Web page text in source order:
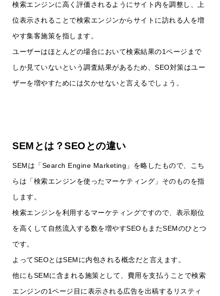
検索エンジンに高く評価されるようにサイト内を調整し、上
位表示されることで検索エンジンからサイトに訪れる人を増
やす集客施策を指します。
ユーザーはほとんどの場合において検索結果の1ページまで
しか見ていないという調査結果があるため、SEO対策はユー
ザーを増やすためには欠かせないと言えるでしょう。
SEMとは？SEOとの違い
SEMは「Search Engine Marketing」を略したもので、こち
らは「検索エンジンを使ったマーケティング」そのものを指
します。
検索エンジンを利用するマーケティングですので、表示順位
を高くして自然流入する数を増やすSEOもまたSEMのひとつ
です。
よってSEOとはSEMに内包される概念だと言えます。
他にもSEMに含まれる施策として、費用を支払うことで検索
エンジンの1ページ目に表示される広告を出稿するリスティ